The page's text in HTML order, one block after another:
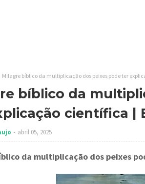
Milagre bíblico da multiplicação dos peixes pode ter
bíblico da
científica |
abril 05, 2025
da multiplicação dos peixes